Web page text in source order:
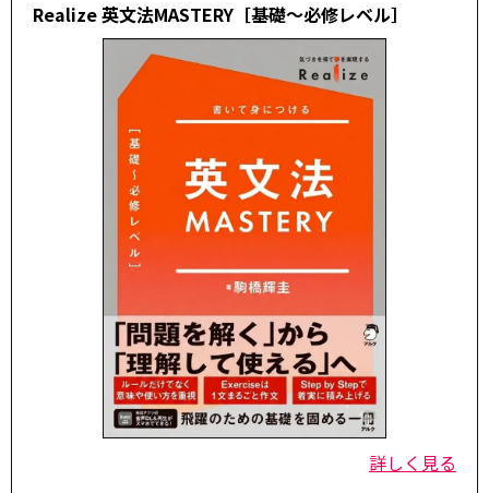
Realize 英文法MASTERY［基礎～必修レベル］
詳しく見る